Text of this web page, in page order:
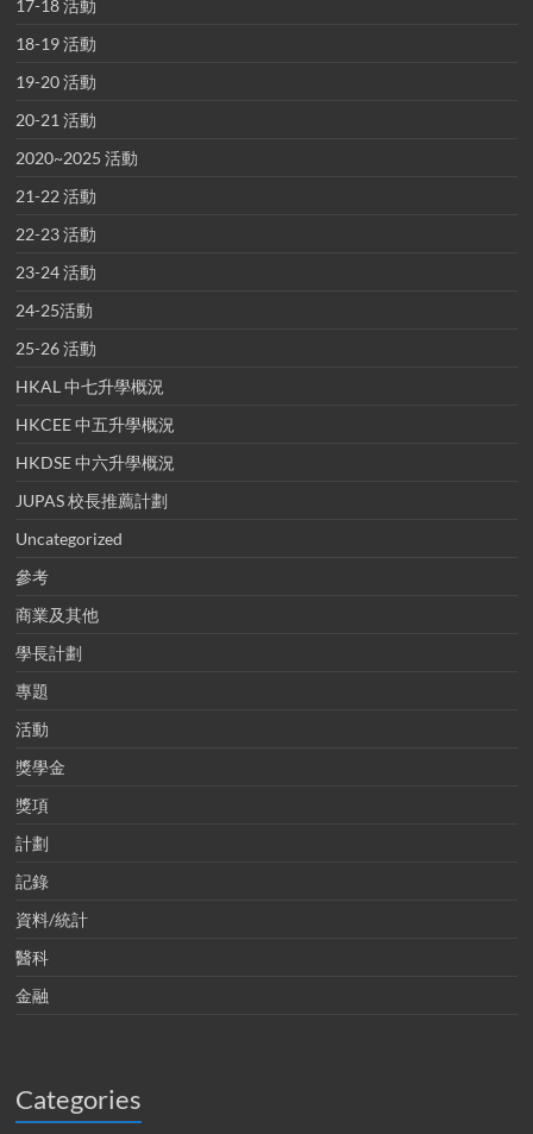
17-18 活動
18-19 活動
19-20 活動
20-21 活動
2020~2025 活動
21-22 活動
22-23 活動
23-24 活動
24-25活動
25-26 活動
HKAL 中七升學概況
HKCEE 中五升學概況
HKDSE 中六升學概況
JUPAS 校長推薦計劃
Uncategorized
參考
商業及其他
學長計劃
專題
活動
獎學金
獎項
計劃
記錄
資料/統計
醫科
金融
Categories